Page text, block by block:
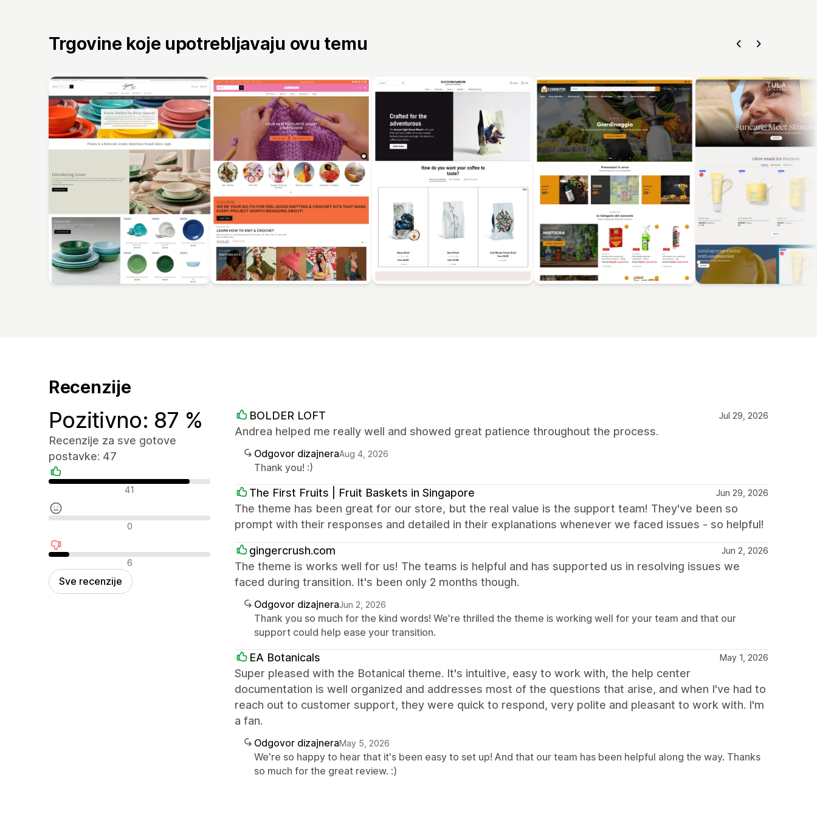
Trgovine koje upotrebljavaju ovu temu
Recenzije
Pozitivno: 87 %
Recenzije za sve gotove
postavke: 47
Pozitivne recenzije
41
Neutralne recenzije
0
Negativne recenzije
6
Sve recenzije
BOLDER LOFT Jul 29, 2026
Andrea helped me really well and showed great patience throughout the process.
Odgovor dizajneraAug 4, 2026
Thank you! :)
The First Fruits | Fruit Baskets in Singapore Jun 29, 2026
The theme has been great for our store, but the real value is the support team! They've been so
prompt with their responses and detailed in their explanations whenever we faced issues - so helpful!
gingercrush.com Jun 2, 2026
The theme is works well for us! The teams is helpful and has supported us in resolving issues we
faced during transition. It's been only 2 months though.
Odgovor dizajneraJun 2, 2026
Thank you so much for the kind words! We're thrilled the theme is working well for your team and that our
support could help ease your transition.
EA Botanicals May 1, 2026
Super pleased with the Botanical theme. It's intuitive, easy to work with, the help center
documentation is well organized and addresses most of the questions that arise, and when I've had to
reach out to customer support, they were quick to respond, very polite and pleasant to work with. I'm
a fan.
Odgovor dizajneraMay 5, 2026
We're so happy to hear that it's been easy to set up! And that our team has been helpful along the way. Thanks
so much for the great review. :)